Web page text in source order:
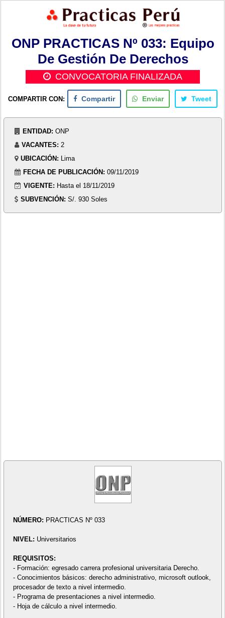
ONP PRACTICAS Nº 033: Equipo
De Gestión De Derechos
CONVOCATORIA FINALIZADA
COMPARTIR CON: Compartir Enviar Tweet
ENTIDAD: ONP
VACANTES: 2
UBICACIÓN:
Lima
FECHA DE PUBLICACIÓN: 09/11/2019
VIGENTE: Hasta el 18/11/2019
SUBVENCIÓN: S/. 930 Soles
NÚMERO: PRACTICAS Nº 033
NIVEL: Universitarios
REQUISITOS:
- Formación: egresado carrera profesional universitaria Derecho.
- Conocimientos básicos: derecho administrativo, microsoft outlook,
procesador de texto a nivel intermedio.
- Programa de presentaciones a nivel intermedio.
- Hoja de cálculo a nivel intermedio.